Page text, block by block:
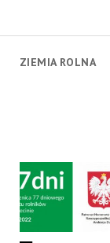
ZIEMIA ROLNA